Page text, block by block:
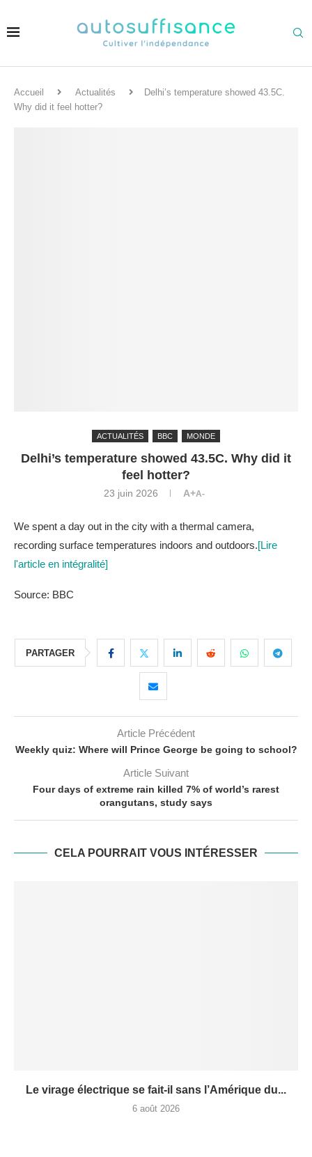
Accueil Actualités
Delhi’s temperature showed 43.5C.
Why did it feel hotter?
ACTUALITÉS BBC MONDE
Delhi’s temperature showed 43.5C. Why did it
feel hotter?
23 juin 2026 A+A-
We spent a day out in the city with a thermal camera,
recording surface temperatures indoors and outdoors.[Lire
l'article en intégralité]
Source: BBC
PARTAGER
Article Précédent
Weekly quiz: Where will Prince George be going to school?
Article Suivant
Four days of extreme rain killed 7% of world’s rarest
orangutans, study says
CELA POURRAIT VOUS INTÉRESSER
Le virage électrique se fait-il sans l’Amérique du...
6 août 2026